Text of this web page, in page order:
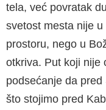
tela, već povratak
svetost mesta nije
prostoru, nego u
otkriva. Put koji nije
podsećanje da
što stojimo pred